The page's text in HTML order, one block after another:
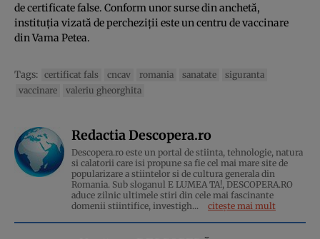
de certificate false. Conform unor surse din anchetă,
instituția vizată de percheziții este un centru de vaccinare
din Vama Petea.
Tags: certificat fals cncav romania sanatate
siguranta
vaccinare
valeriu gheorghita
Redactia Descopera.ro
Descopera.ro este un portal de stiinta, tehnologie, natura
si calatorii care isi propune sa fie cel mai mare site de
popularizare a stiintelor si de cultura generala din
Romania. Sub sloganul E LUMEA TA!, DESCOPERA.RO
aduce zilnic ultimele stiri din cele mai fascinante
domenii stiintifice, investigh...
citește mai mult